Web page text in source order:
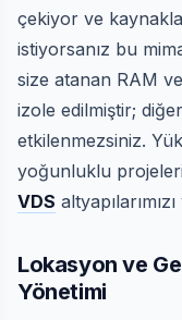
çekiyor ve
istiyorsanız bu
size atanan RAM
izole edilmiştir;
etkilenmezsiniz.
yoğunluklu
VDS
Lokasyon ve
Yönetimi